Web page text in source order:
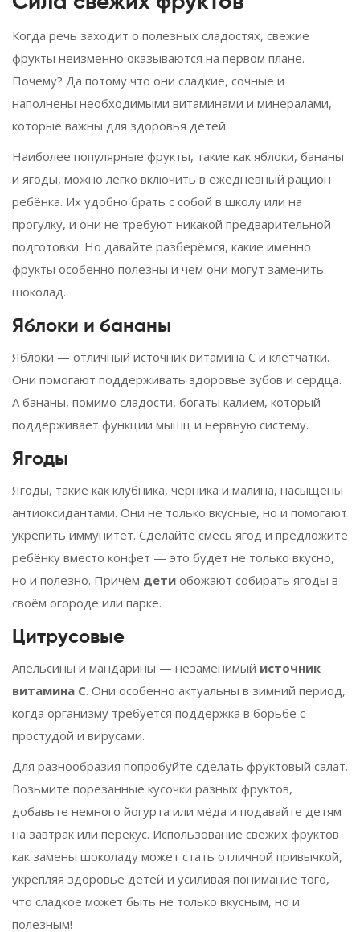
Когда речь заходит о полезных сладостях, свежие
фрукты неизменно оказываются на первом плане.
Почему? Да потому что они сладкие, сочные и
наполнены необходимыми витаминами и минералами,
которые важны для здоровья детей.
Наиболее популярные фрукты, такие как яблоки, бананы
и ягоды, можно легко включить в ежедневный рацион
ребёнка. Их удобно брать с собой в школу или на
прогулку, и они не требуют никакой предварительной
подготовки. Но давайте разберёмся, какие именно
фрукты особенно полезны и чем они могут заменить
шоколад.
Яблоки и бананы
Яблоки — отличный источник витамина С и клетчатки.
Они помогают поддерживать здоровье зубов и сердца.
А бананы, помимо сладости, богаты калием, который
поддерживает функции мышц и нервную систему.
Ягоды
Ягоды, такие как клубника, черника и малина, насыщены
антиоксидантами. Они не только вкусные, но и помогают
укрепить иммунитет. Сделайте смесь ягод и предложите
ребёнку вместо конфет — это будет не только вкусно,
но и полезно. Причём дети обожают собирать ягоды в
своём огороде или парке.
Цитрусовые
Апельсины и мандарины — незаменимый источник
витамина С. Они особенно актуальны в зимний период,
когда организму требуется поддержка в борьбе с
простудой и вирусами.
Для разнообразия попробуйте сделать фруктовый салат.
Возьмите порезанные кусочки разных фруктов,
добавьте немного йогурта или мёда и подавайте детям
на завтрак или перекус. Использование свежих фруктов
как замены шоколаду может стать отличной привычкой,
укрепляя здоровье детей и усиливая понимание того,
что сладкое может быть не только вкусным, но и
полезным!